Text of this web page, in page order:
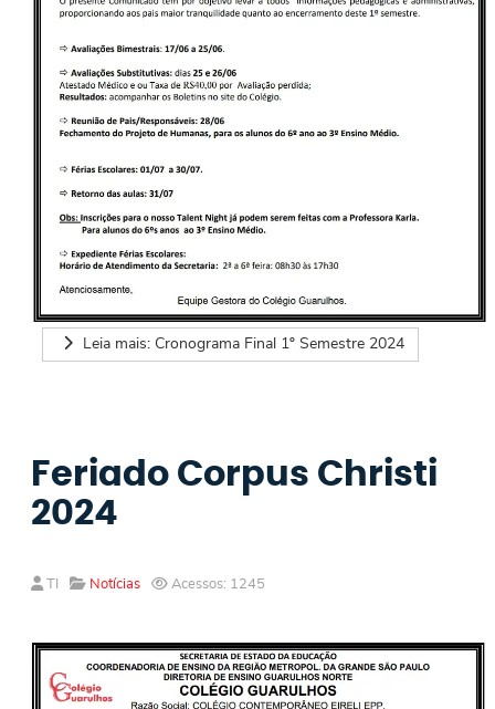
Leia mais: Cronograma Final 1º Semestre 2024
Feriado Corpus Christi
2024
Notícias Acessos: 1245